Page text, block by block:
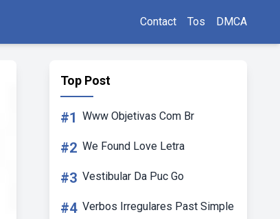
Contact Tos DMCA
Top Post
#1 Www Objetivas Com Br
#2 We Found Love Letra
#3 Vestibular Da Puc Go
#4 Verbos Irregulares Past Simple